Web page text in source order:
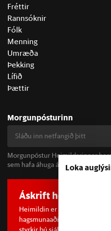
Fréttir
Rannsóknir
Fólk
Menning
Umræða
Þekking
Lífið
Þættir
Morgunpósturinn
Morgunpóstur Heimildarinnar
sem hafa áhuga á fréttum og
Áskrift hefur áhrif
Heimildin er í dreifðu
hagsmunaaðilum. Með því að
Loka